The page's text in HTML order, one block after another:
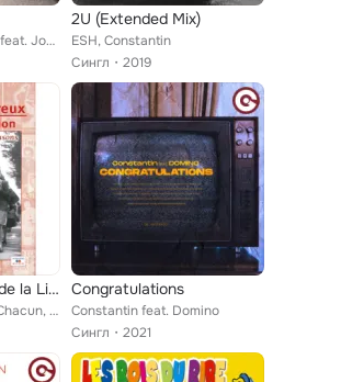
Constantin, Hardbros feat. Jonny Rose
2U (Extended Mix)
ESH, Constantin
Сингл
2019
Les jours heureux de la Libération: Les 100 plus belles chansons (1944-2004)
Various Artists, Jane Chacun, Marlène Dietrich, Lily Fayol, Guy Berry, Ninette Noël, Gisèle Reille, Patrice & Mario, Nick Power,...
Congratulations
Constantin feat. Domino
Сингл
2021